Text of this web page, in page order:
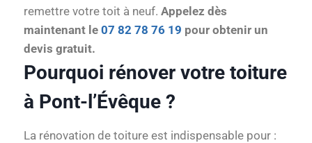
remettre votre toit à neuf. Appelez dès
maintenant le 07 82 78 76 19 pour obtenir un
devis gratuit.
Pourquoi rénover votre toiture
à Pont-l’Évêque ?
La rénovation de toiture est indispensable pour :